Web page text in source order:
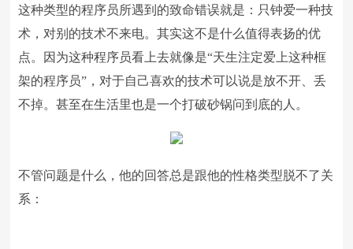
这种类型的程序员所遇到的致命错误就是：只钟爱一种技
术，对别的技术不来电。其实这不是什么值得表扬的优
点。因为这种程序员看上去就像是“天生注定爱上这种框
架的程序员”，对于自己喜欢的技术可以说是放不开、丢
不掉。甚至在生活里也是一个打破砂锅问到底的人。
不管问题是什么，他的回答总是跟他的性格类型脱不了关
系：